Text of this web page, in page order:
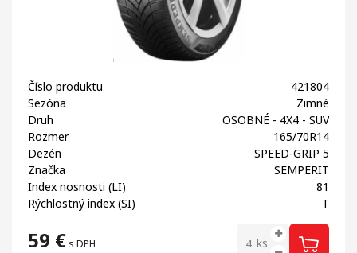
Číslo produktu
421804
Sezóna
Zimné
Druh
OSOBNÉ - 4X4 - SUV
Rozmer
165/70R14
Dezén
SPEED-GRIP 5
Značka
SEMPERIT
Index nosnosti (LI)
81
Rýchlostný index (SI)
T
59 € s DPH
ks